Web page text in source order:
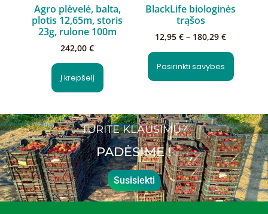
Agro plėvelė, balta,
plotis 12,65m, storis
23g, rulone 100m
242,00€
Į krepšelį
BlackLife biologinės
trąšos
12,95€ – 180,29€
Pasirinkti savybes
TURITE KLAUSIMŲ?
PADĖSIME !
Susisiekti